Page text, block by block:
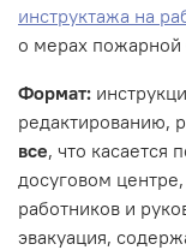
инструктажа на
о мерах пожарной
Формат:
редактированию,
все, что касается
досуговом
работников и
эвакуация,